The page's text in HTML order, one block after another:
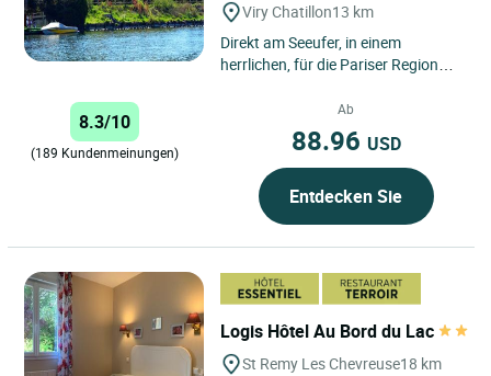
Viry Chatillon13 km
Direkt am Seeufer, in einem
herrlichen, für die Pariser Region
bietet Ihnen unser Haus
komfortable...
8.3/10
(189 Kundenmeinungen)
Ab
88.96 USD
Entdecken Sie
Logis Hôtel Au Bord du Lac
St Remy Les Chevreuse18 km